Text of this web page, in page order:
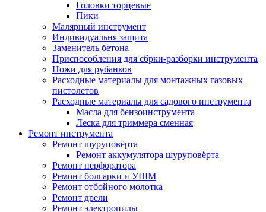
Головки торцевые
Пики
Малярный инструмент
Индивидуальня защита
Заменитель бетона
Приспособления для сбрки-разборки инструмента
Ножи для рубанков
Расходные материалы для монтажных газовых
пистолетов
Расходные материалы для садового инструмента
Масла для бензоинструмента
Леска для триммера сменная
Ремонт инструмента
Ремонт шуруповёрта
Ремонт аккумулятора шуруповёрта
Ремонт перфоратора
Ремонт болгарки и УШМ
Ремонт отбойного молотка
Ремонт дрели
Ремонт электропилы